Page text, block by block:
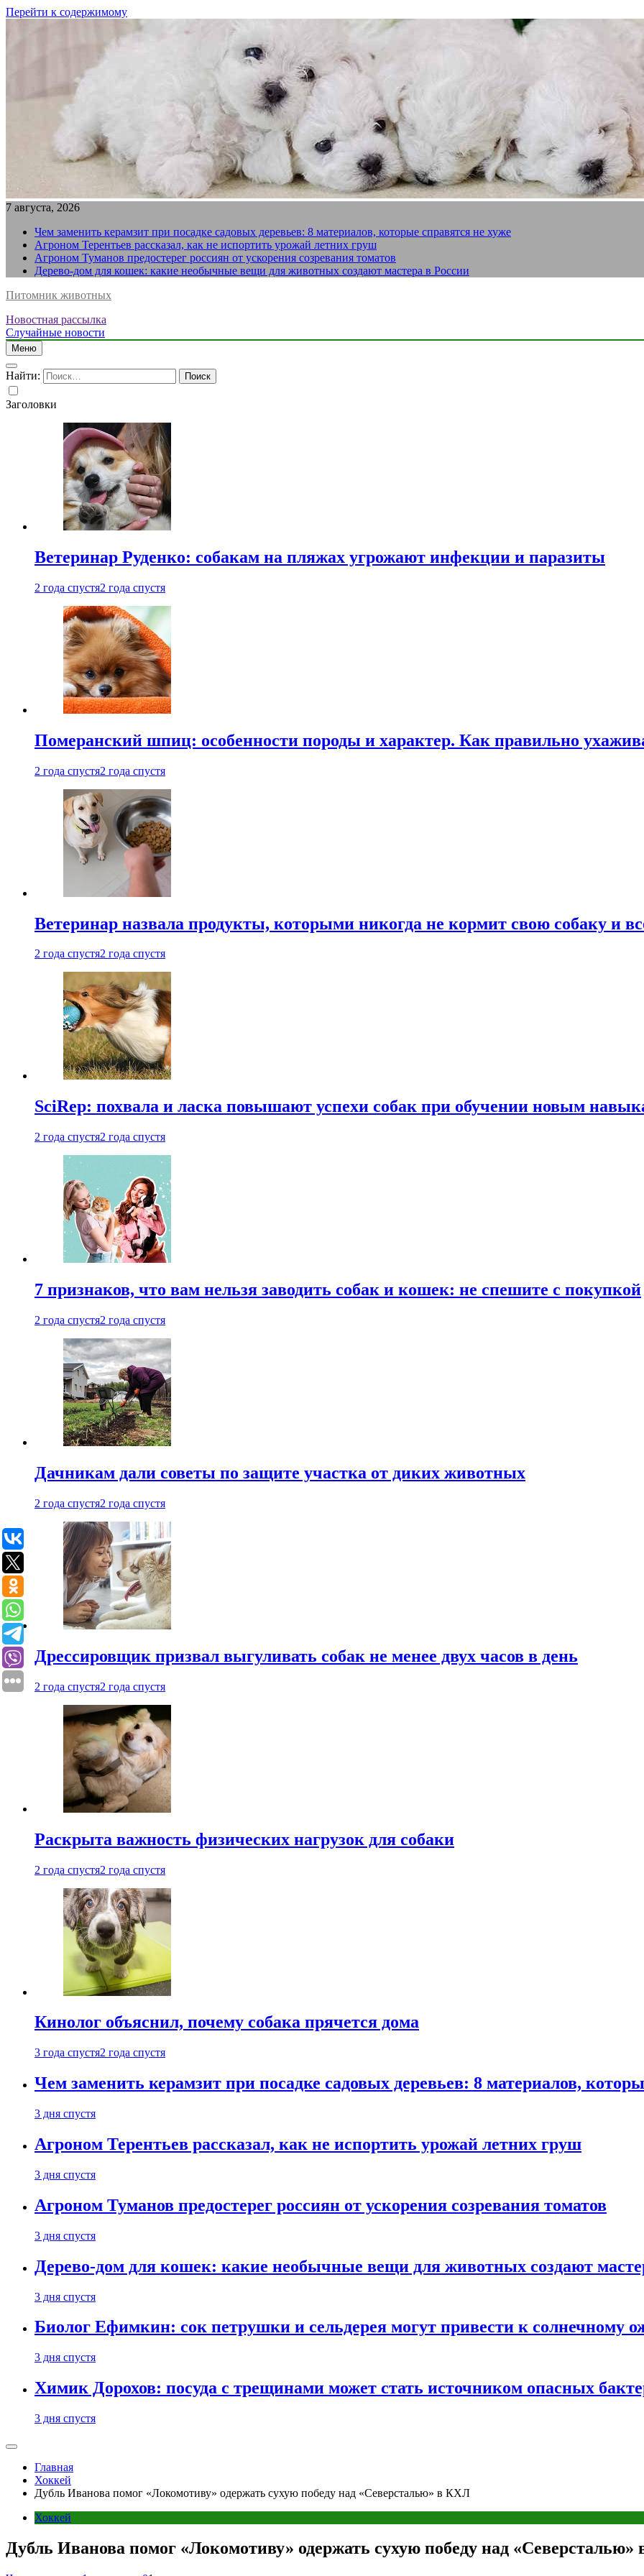
Перейти к содержимому
7 августа, 2026
Чем заменить керамзит при посадке садовых деревьев: 8 материалов, которые справятся не хуже
Агроном Терентьев рассказал, как не испортить урожай летних груш
Агроном Туманов предостерег россиян от ускорения созревания томатов
Дерево-дом для кошек: какие необычные вещи для животных создают мастера в России
Питомник животных
Новостная рассылка
Случайные новости
Меню
Найти:
Заголовки
Ветеринар Руденко: собакам на пляжах угрожают инфекции и паразиты
2 года спустя2 года спустя
Померанский шпиц: особенности породы и характер. Как правильно
2 года спустя2 года спустя
Ветеринар назвала продукты, которыми никогда не кормит свою собаку и
2 года спустя2 года спустя
SciRep: похвала и ласка повышают успехи собак при обучении новым
2 года спустя2 года спустя
7 признаков, что вам нельзя заводить собак и кошек: не спешите с покупкой
2 года спустя2 года спустя
Дачникам дали советы по защите участка от диких животных
2 года спустя2 года спустя
Дрессировщик призвал выгуливать собак не менее двух часов в день
2 года спустя2 года спустя
Раскрыта важность физических нагрузок для собаки
2 года спустя2 года спустя
Кинолог объяснил, почему собака прячется дома
3 года спустя2 года спустя
Чем заменить керамзит при посадке садовых деревьев: 8 материалов,
3 дня спустя
Агроном Терентьев рассказал, как не испортить урожай летних груш
3 дня спустя
Агроном Туманов предостерег россиян от ускорения созревания томатов
3 дня спустя
Дерево-дом для кошек: какие необычные вещи для животных создают
3 дня спустя
Биолог Ефимкин: сок петрушки и сельдерея могут привести к солнечному
3 дня спустя
Химик Дорохов: посуда с трещинами может стать источником опасных
3 дня спустя
Главная
Хоккей
Дубль Иванова помог «Локомотиву» одержать сухую победу над «Северсталью» в КХЛ
Хоккей
Дубль Иванова помог «Локомотиву» одержать сухую победу над